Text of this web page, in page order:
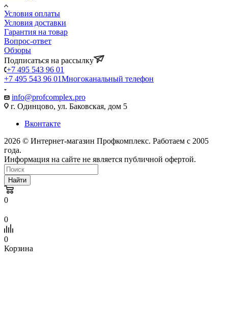
Условия оплаты
Условия доставки
Гарантия на товар
Вопрос-ответ
Обзоры
Подписаться на рассылку
+7 495 543 96 01
+7 495 543 96 01Многоканальный телефон
info@profcomplex.pro
г. Одинцово, ул. Баковская, дом 5
Вконтакте
2026 © Интернет-магазин Профкомплекс. Работаем с 2005
года.
Информация на сайте не является публичной офертой.
Найти
0
0
0
Корзина